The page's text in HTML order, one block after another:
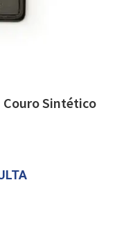
Sintético